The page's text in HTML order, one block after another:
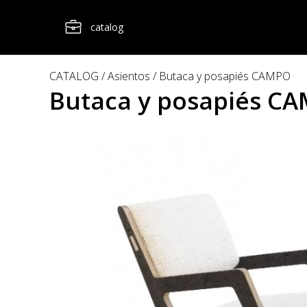
catalog
CATALOG Asientos Butaca y posapiés CAMPO
Butaca y posapiés